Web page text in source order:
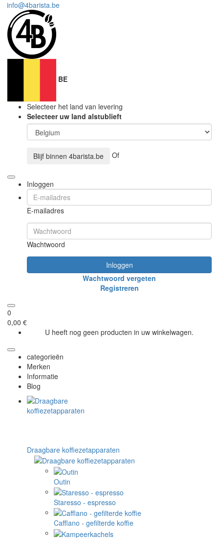
info@4barista.be
BE
Selecteer het land van levering
Selecteer uw land alstublieft
Blijf binnen 4barista.be Of
Inloggen
E-mailadres
Wachtwoord
Inloggen
Wachtwoord vergeten
Registreren
0
0,00 €
U heeft nog geen producten in uw winkelwagen.
categorieën
Merken
Informatie
Blog
Draagbare koffiezetapparaten
Outin
Staresso - espresso
Cafflano - gefilterde koffie